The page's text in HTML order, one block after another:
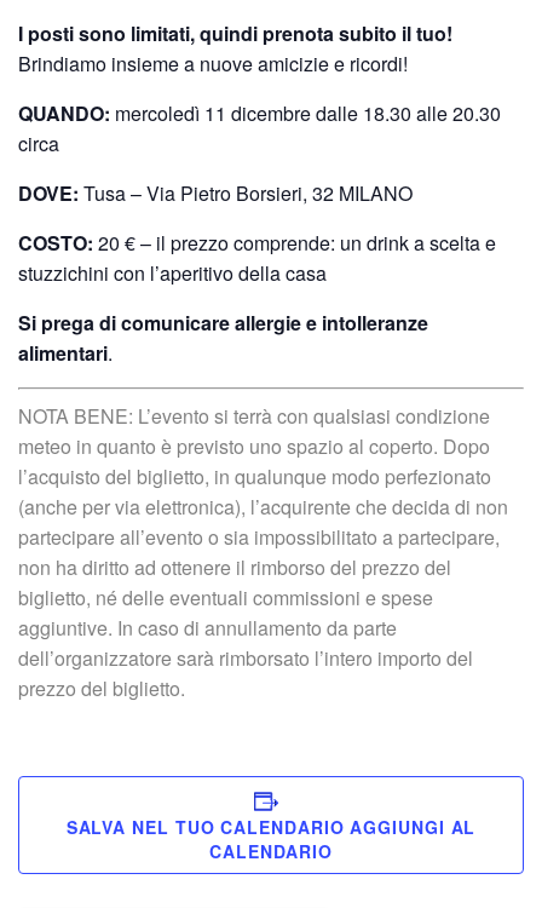
I posti sono limitati, quindi prenota subito il tuo!
Brindiamo insieme a nuove amicizie e ricordi!
QUANDO: mercoledì 11 dicembre dalle 18.30 alle 20.30
circa
DOVE: Tusa – Via Pietro Borsieri, 32 MILANO
COSTO: 20 € – il prezzo comprende: un drink a scelta e
stuzzichini con l’aperitivo della casa
Si prega di comunicare allergie e intolleranze
alimentari.
NOTA BENE: L’evento si terrà con qualsiasi condizione
meteo in quanto è previsto uno spazio al coperto. Dopo
l’acquisto del biglietto, in qualunque modo perfezionato
(anche per via elettronica), l’acquirente che decida di non
partecipare all’evento o sia impossibilitato a partecipare,
non ha diritto ad ottenere il rimborso del prezzo del
biglietto, né delle eventuali commissioni e spese
aggiuntive. In caso di annullamento da parte
dell’organizzatore sarà rimborsato l’intero importo del
prezzo del biglietto.
SALVA NEL TUO CALENDARIO